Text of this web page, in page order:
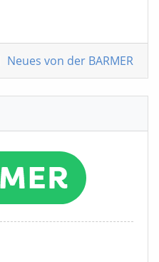
Neues von der BARMER